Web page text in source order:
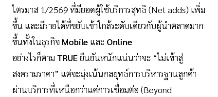
ไตรมาส 1/2569 ที่มียอดผู้ใช้บริการสุทธิ (Net adds) เพิ่ม
ขึ้น และมีรายได้ที่ขยับเข้าใกล้ระดับเดียวกับผู้นำตลาดมาก
ขึ้นทั้งในธุรกิจ Mobile และ Online
อย่างไรก็ตาม TRUE ยืนยันหนักแน่นว่าจะ “ไม่เข้าสู่
สงครามราคา” แต่จะมุ่งเน้นกลยุทธ์การบริหารฐานลูกค้า
ผ่านบริการที่เหนือกว่าแค่การเชื่อมต่อ (Beyond